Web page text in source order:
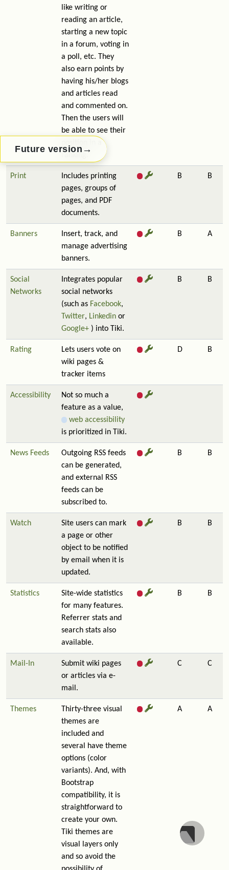
like writing or
reading an article,
starting a new topic
in a forum, voting in
a poll, etc. They
also earn points by
having his/her blogs
and articles read
and commented on.
Then the users will
be able to see their
Print
Includes printing
pages, groups of
pages, and PDF
documents.
B B
Banners
Insert, track, and
manage advertising
banners.
B A
Social
Networks
Integrates popular
social networks
(such as Facebook,
Twitter, Linkedin or
Google+ ) into Tiki.
B B
Rating
Lets users vote on
wiki pages &
tracker items
D B
Accessibility
Not so much a
feature as a value,
web accessibility
is prioritized in Tiki.
News Feeds
Outgoing RSS feeds
can be generated,
and external RSS
feeds can be
subscribed to.
B B
Watch
Site users can mark
a page or other
object to be notified
by email when it is
updated.
B B
Statistics
Site-wide statistics
for many features.
Referrer stats and
search stats also
available.
B B
Mail-In
Submit wiki pages
or articles via e-
mail.
C C
Themes
Thirty-three visual
themes are
included and
several have theme
options (color
variants). And, with
Bootstrap
compatibility, it is
straightforward to
create your own.
Tiki themes are
visual layers only
and so avoid the
A A
Future version →